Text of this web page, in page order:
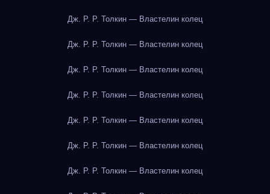
Дж. Р. Р. Толкин — Властелин колец
Дж. Р. Р. Толкин — Властелин колец
Дж. Р. Р. Толкин — Властелин колец
Дж. Р. Р. Толкин — Властелин колец
Дж. Р. Р. Толкин — Властелин колец
Дж. Р. Р. Толкин — Властелин колец
Дж. Р. Р. Толкин — Властелин колец